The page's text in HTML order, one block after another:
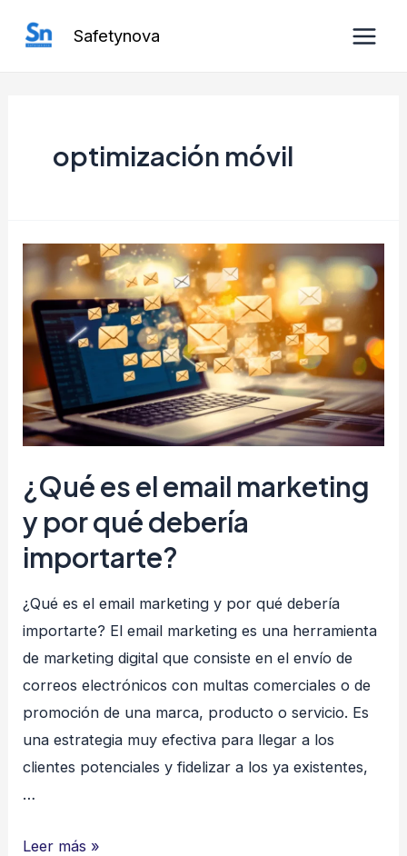
Safetynova
optimización móvil
¿Qué es el email marketing
y por qué debería
importarte?
¿Qué es el email marketing y por qué debería
importarte? El email marketing es una herramienta
de marketing digital que consiste en el envío de
correos electrónicos con multas comerciales o de
promoción de una marca, producto o servicio. Es
una estrategia muy efectiva para llegar a los
clientes potenciales y fidelizar a los ya existentes,
…
¿Qué
Leer más »